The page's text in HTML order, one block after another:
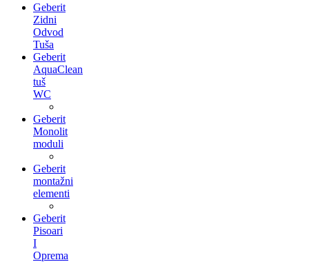
Geberit
Zidni
Odvod
Tuša
Geberit
AquaClean
tuš
WC
Geberit
Monolit
moduli
Geberit
montažni
elementi
Geberit
Pisoari
I
Oprema